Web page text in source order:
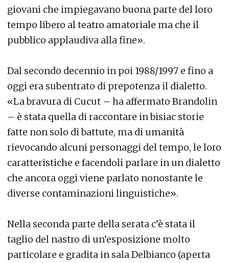
giovani che impiegavano buona parte del loro
tempo libero al teatro amatoriale ma che il
pubblico applaudiva alla fine».
Dal secondo decennio in poi 1988/1997 e fino a
oggi era subentrato di prepotenza il dialetto.
«La bravura di Cucut – ha affermato Brandolin
– è stata quella di raccontare in bisiac storie
fatte non solo di battute, ma di umanità
rievocando alcuni personaggi del tempo, le loro
caratteristiche e facendoli parlare in un dialetto
che ancora oggi viene parlato nonostante le
diverse contaminazioni linguistiche».
Nella seconda parte della serata c’è stata il
taglio del nastro di un’esposizione molto
particolare e gradita in sala Delbianco (aperta